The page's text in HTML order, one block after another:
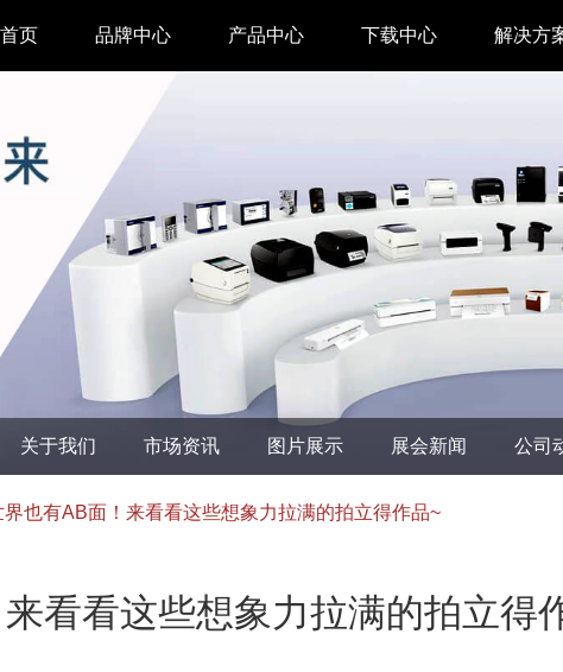
首页 品牌中心 产品中心 下载中心
汉印管家
工具下载
汉码标签软件
解决方
即时
仓储
增材
关于我们 市场资讯 图片展示 展会新闻 公司
界也有AB面！来看看这些想象力拉满的拍立得作品~
看看这些想象力拉满的拍立得